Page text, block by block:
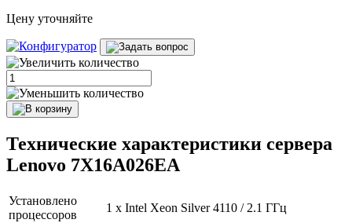
Цену уточняйте
Технические характеристики сервера
Lenovo 7X16A026EA
Установлено
процессоров
1 x Intel Xeon Silver 4110 / 2.1 ГГц